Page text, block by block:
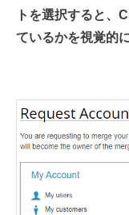
トを選択すると、
ているかを視覚的